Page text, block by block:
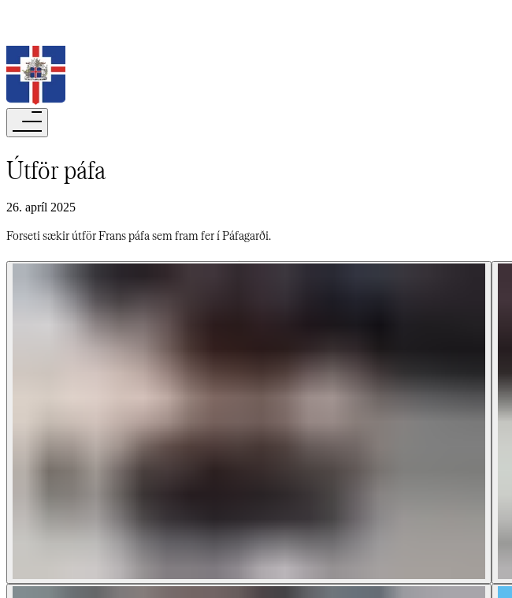
Útför páfa​​​​‌ ‍ ​‍​‍‌‍ ‌ ​‍‌‍‍‌‌‍‌ ‌‍‍‌‌‍ ‍​‍​‍​ ‍‍​‍​‍‌ ​ ‌‍​‌‌‍ ‍‌‍‍‌‌ ‌​‌ ‍‌​‍ ‍‌‍‍‌‌‍ ​‍​‍​‍ ​​‍​‍‌‍‍​‌ ​‍‌‍‌‌‌‍‌‍​‍​‍​ ‍‍​‍​‍‌‍‍​‌ ‌​‌ ‌​‌ ​​‌ ​ ​‍ ​‍ ‌‍‌‍‌‍ ‌ ​‍‌ ​ ‌‍‌‌‌ ‌​‌‍‍‌​‍ ‌‌‍‍‌‌ ​ ‌‍ ​‌‍​‌‌‍ ‍‌‍‌​‌ ​ ​‍ ‍‌ ‌‍‌‍‌‌‌ ​‍‌‍​ ‌‍‌‌‌‍ ​​‍ ‍‌‍​‌‌ ​​‌ ​​​‍ ‌ ​ ‌ ‌​‌ ‌‌‌‍‌​‌‍‍‌‌‍ ​‍ ‌‍‍‌‌‍ ‍‌ ‌​‌‍‌‌‌‍ ‍‌ ‌​​‍ ‌‍‌‌‌‍‌​‌‍‍‌‌ ‌​​‍ ‌‍ ‌‌‍ ‌‍‌​‌‍‌‌​ ‌‌ ​​‌ ​‍‌‍‌‌‌ ​ ‌‍‌‌‌‍ ‍‌ ‌​‌‍​‌‌ ‌​‌‍‍‌‌‍ ‌‍ ‍​ ‍ ‌‍‍‌‌‍‌​​ ‌‌ ‌​‌​ ​‌ ​‌‌​ ‌‌​ ​ ‌ ‌‍ ‌‍‍‌‌‍ ​‌‌‍‌‌ ‍‌‌ ‍‍‌‍‌​‌ ‍‌‌‌​ ‌ ‌ ​ ‌‌‌‍‍‌‌‌‍​‌‌‌​‌‍ ‍‌​ ​​ ‍ ‌ ‌​‌ ‍‌‌ ​​‌‍‌‌​ ‌‌‍ ‍‌‍‌‌‌ ‌ ‌ ​ ​ ‍ ‌ ​​‌‍​‌‌ ‌​‌‍‍​​ ‌‌ ‌​‌‍‍‌‌ ‌​‌‍ ​‌‍‌‌​ ‌‍​‍‌‍​‌‌ ​ ‌‍‌‌‌‌‌‌‌ ​‍‌‍ ​​ ‌‌‍‍​‌ ‌​‌ ‌​‌ ​​‌ ​ ​‍‌‌​ ​‍‌​‌‍​‍‌‌​ ​‍‌​‌‍‌‍‌‍‌‍ ‌ ​‍‌ ​ ‌‍‌‌‌ ‌​‌‍‍‌​‍ ‌‌‍‍‌‌ ​ ‌‍ ​‌‍​‌‌‍ ‍‌‍‌​‌ ​ ​‍ ‍‌ ‌‍‌‍‌‌‌ ​‍‌‍​ ‌‍‌‌‌‍ ​​‍ ‍‌‍​‌‌ ​​‌ ​​​‍‌‌​ ​‍‌​‌‍‌ ​ ‌ ‌​‌ ‌‌‌‍‌​‌‍‍‌‌‍ ​‍‌‍‌‍‍‌‌‍‌​​ ‌‌ ‌​‌​ ​‌ ​‌‌​ ‌‌​ ​ ‌ ‌‍ ‌‍‍‌‌‍ ​‌‌‍‌‌ ‍‌‌ ‍‍‌‍‌​‌ ‍‌‌‌​ ‌ ‌ ​ ‌‌‌‍‍‌‌‌‍​‌‌‌​‌‍ ‍‌​ ​​‍‌‍‌ ‌​‌ ‍‌‌ ​​‌‍‌‌​ ‌‌‍ ‍‌‍‌‌‌ ‌ ‌ ​ ​‍‌‍‌ ​​‌‍​‌‌ ‌​‌‍‍​​ ‌‌ ‌​‌‍‍‌‌ ‌​‌‍ ​‌‍‌‌​‍‌‍‌ ​​‌‍‌‌‌ ​‍‌ ​ ‌ ​​‌‍‌‌‌‍​ ‌ ‌​‌‍‍‌‌ ‌‍‌‍‌‌​ ‌‌ ​​‌ ‌‌‌‍​‍‌‍ ​‌‍‍‌‌ ​ ‌‍‍​‌‍‌‌‌‍‌​​‍​‍‌ ‌
26. apríl 2025
Forseti sækir útför Frans páfa sem fram fer í Páfagarði.​​​​‌ ‍ ​‍​‍‌‍ ‌ ​‍‌‍‍‌‌‍‌ ‌‍‍‌‌‍ ‍​‍​‍​ ‍‍​‍​‍‌ ​ ‌‍​‌‌‍ ‍‌‍‍‌‌ ‌​‌ ‍‌​‍ ‍‌‍‍‌‌‍ ​‍​‍​‍ ​​‍​‍‌‍‍​‌ ​‍‌‍‌‌‌‍‌‍​‍​‍​ ‍‍​‍​‍‌‍‍​‌ ‌​‌ ‌​‌ ​​‌ ​ ​‍ ​‍ ‌‍‌‍‌‍ ‌ ​‍‌ ​ ‌‍‌‌‌ ‌​‌‍‍‌​‍ ‌‌‍‍‌‌ ​ ‌‍ ​‌‍​‌‌‍ ‍‌‍‌​‌ ​ ​‍ ‍‌ ‌‍‌‍‌‌‌ ​‍‌‍​ ‌‍‌‌‌‍ ​​‍ ‍‌‍​‌‌ ​​‌ ​​​‍ ‌ ​ ‌ ‌​‌ ‌‌‌‍‌​‌‍‍‌‌‍ ​‍ ‌‍‍‌‌‍ ‍‌ ‌​‌‍‌‌‌‍ ‍‌ ‌​​‍ ‌‍‌‌‌‍‌​‌‍‍‌‌ ‌​​‍ ‌‍ ‌‌‍ ‌‍‌​‌‍‌‌​ ‌‌ ​​‌ ​‍‌‍‌‌‌ ​ ‌‍‌‌‌‍ ‍‌ ‌​‌‍​‌‌ ‌​‌‍‍‌‌‍ ‌‍ ‍​ ‍ ‌‍‍‌‌‍‌​​ ‌‌ ‌​‌​ ​‌ ​‌‌​ ‌‌​ ​ ‌ ‌‍ ‌‍‍‌‌‍ ​‌‌‍‌‌ ‍‌‌ ‍‍‌‍‌​‌ ‍‌‌‌​ ‌ ‌ ​ ‌‌‌‍‍‌‌‌‍​‌‌‌​‌‍ ‍‌​ ​​ ‍ ‌ ‌​‌ ‍‌‌ ​​‌‍‌‌​ ‌‌‍ ‍‌‍‌‌‌ ‌ ‌ ​ ​ ‍ ‌ ​​‌‍​‌‌ ‌​‌‍‍​​ ‌‌‍‌​‌‍‌‌‌ ​ ‌‍​ ‌ ​‍‌‍‍‌‌ ​​‌ ‌​‌‍‍‌‌‍ ‌‍ ‍​ ‌‍​‍‌‍​‌‌ ​ ‌‍‌‌‌‌‌‌‌ ​‍‌‍ ​​ ‌‌‍‍​‌ ‌​‌ ‌​‌ ​​‌ ​ ​‍‌‌​ ​‍‌​‌‍​‍‌‌​ ​‍‌​‌‍‌‍‌‍‌‍ ‌ ​‍‌ ​ ‌‍‌‌‌ ‌​‌‍‍‌​‍ ‌‌‍‍‌‌ ​ ‌‍ ​‌‍​‌‌‍ ‍‌‍‌​‌ ​ ​‍ ‍‌ ‌‍‌‍‌‌‌ ​‍‌‍​ ‌‍‌‌‌‍ ​​‍ ‍‌‍​‌‌ ​​‌ ​​​‍‌‌​ ​‍‌​‌‍‌ ​ ‌ ‌​‌ ‌‌‌‍‌​‌‍‍‌‌‍ ​‍‌‍‌‍‍‌‌‍‌​​ ‌‌ ‌​‌​ ​‌ ​‌‌​ ‌‌​ ​ ‌ ‌‍ ‌‍‍‌‌‍ ​‌‌‍‌‌ ‍‌‌ ‍‍‌‍‌​‌ ‍‌‌‌​ ‌ ‌ ​ ‌‌‌‍‍‌‌‌‍​‌‌‌​‌‍ ‍‌​ ​​‍‌‍‌ ‌​‌ ‍‌‌ ​​‌‍‌‌​ ‌‌‍ ‍‌‍‌‌‌ ‌ ‌ ​ ​‍‌‍‌ ​​‌‍​‌‌ ‌​‌‍‍​​ ‌‌‍‌​‌‍‌‌‌ ​ ‌‍​ ‌ ​‍‌‍‍‌‌ ​​‌ ‌​‌‍‍‌‌‍ ‌‍ ‍​‍‌‍‌ ​​‌‍‌‌‌ ​‍‌ ​ ‌ ​​‌‍‌‌‌‍​ ‌ ‌​‌‍‍‌‌ ‌‍‌‍‌‌​ ‌‌ ​​‌ ‌‌‌‍​‍‌‍ ​‌‍‍‌‌ ​ ‌‍‍​‌‍‌‌‌‍‌​​‍​‍‌ ‌